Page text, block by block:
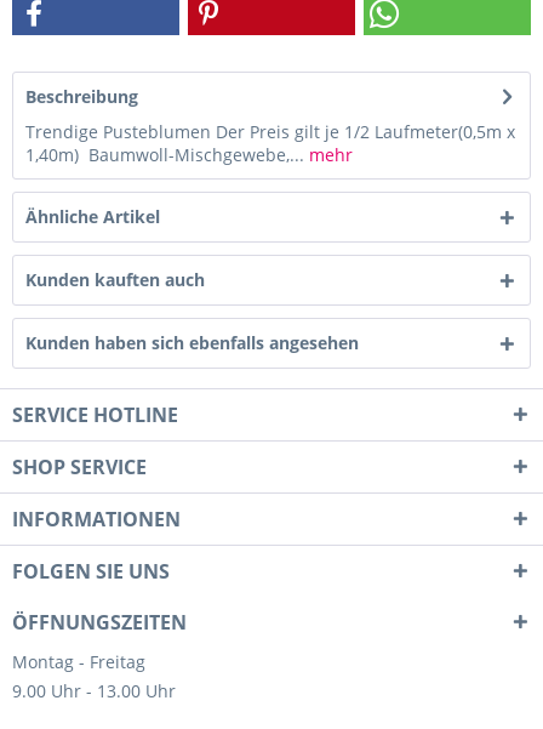
Beschreibung
Trendige Pusteblumen Der Preis gilt je 1/2 Laufmeter(0,5m x
1,40m) Baumwoll-Mischgewebe,... mehr
Ähnliche Artikel
Kunden kauften auch
Kunden haben sich ebenfalls angesehen
SERVICE HOTLINE
SHOP SERVICE
INFORMATIONEN
FOLGEN SIE UNS
ÖFFNUNGSZEITEN
Montag - Freitag
9.00 Uhr - 13.00 Uhr